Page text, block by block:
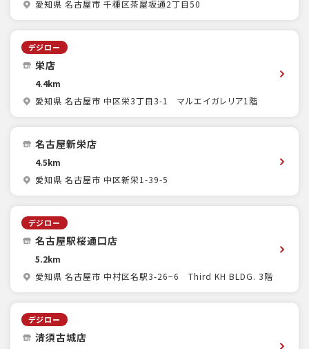
愛知県 名古屋市 千種区茶屋坂通2丁目50
デジロー
栄店
4.4km
愛知県 名古屋市 中区栄3丁目3-1 マルエイガレリア1階
名古屋新栄店
4.5km
愛知県 名古屋市 中区新栄1-39-5
デジロー
名古屋駅桜通口店
5.2km
愛知県 名古屋市 中村区名駅3-26−6 Third KH BLDG. 3階
デジロー
清須古城店